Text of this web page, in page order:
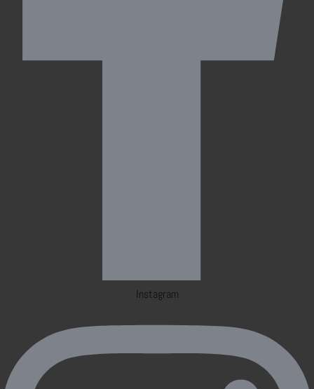
Instagram